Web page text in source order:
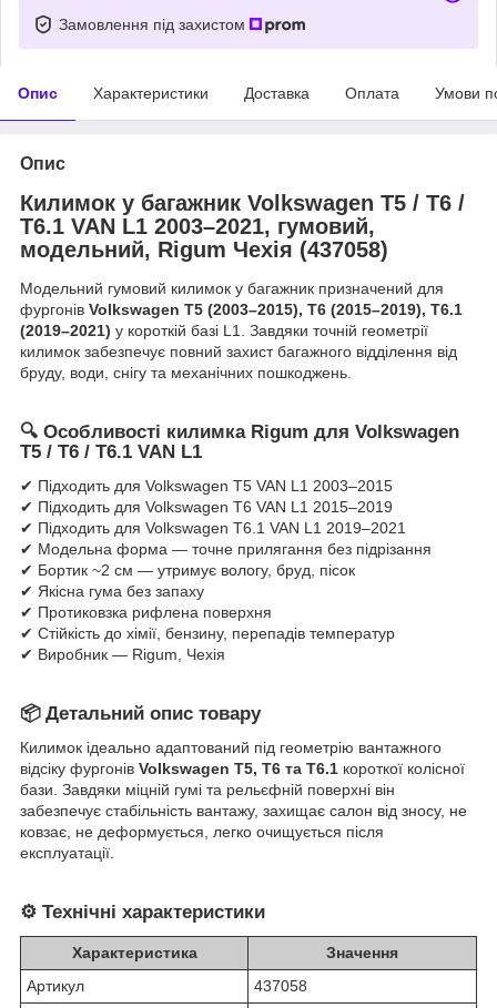
Замовлення під захистом
Опис Характеристики Доставка Оплата Умови
Опис
Килимок у багажник Volkswagen T5 / T6 /
T6.1 VAN L1 2003–2021, гумовий,
модельний, Rigum Чехія (437058)
Модельний гумовий килимок у багажник призначений для
фургонів Volkswagen T5 (2003–2015), T6 (2015–2019), T6.1
(2019–2021) у короткій базі L1. Завдяки точній геометрії
килимок забезпечує повний захист багажного відділення від
бруду, води, снігу та механічних пошкоджень.
🔍 Особливості килимка Rigum для Volkswagen
T5 / T6 / T6.1 VAN L1
✔ Підходить для Volkswagen T5 VAN L1 2003–2015
✔ Підходить для Volkswagen T6 VAN L1 2015–2019
✔ Підходить для Volkswagen T6.1 VAN L1 2019–2021
✔ Модельна форма — точне прилягання без підрізання
✔ Бортик ~2 см — утримує вологу, бруд, пісок
✔ Якісна гума без запаху
✔ Протиковзка рифлена поверхня
✔ Стійкість до хімії, бензину, перепадів температур
✔ Виробник — Rigum, Чехія
📦 Детальний опис товару
Килимок ідеально адаптований під геометрію вантажного
відсіку фургонів Volkswagen T5, T6 та T6.1 короткої колісної
бази. Завдяки міцній гумі та рельєфній поверхні він
забезпечує стабільність вантажу, захищає салон від зносу, не
ковзає, не деформується, легко очищується після
експлуатації.
⚙️ Технічні характеристики
Характеристика
Значення
Артикул
437058